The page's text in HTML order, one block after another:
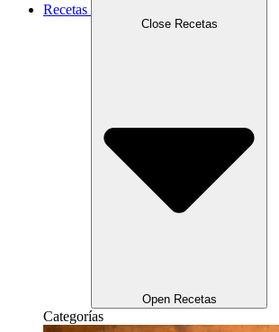
Recetas
Close Recetas
Open Recetas
Categorías